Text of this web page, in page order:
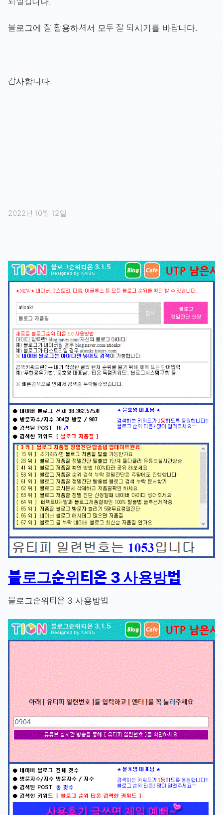
블로그에 잘 활용하셔서 모두 잘 되시기를 바랍니다.
감사합니다.
2022년 10월 12일
블로그순위티온 3 사용방법
블로그순위티온 3 사용방법